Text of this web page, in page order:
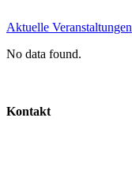
Aktuelle Veranstaltungen
No data found.
Kontakt